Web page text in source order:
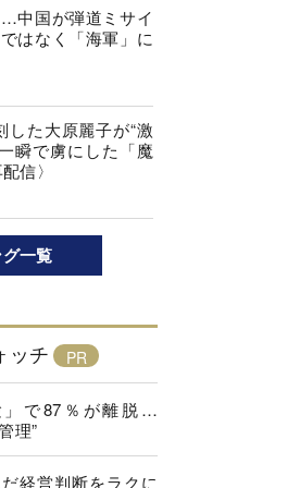
中国が弾道ミサイ
はなく「海軍」に
した大原麗子が“激
瞬で虜にした「魔
信〉
一覧
ッチ
」で87％が離脱…
理”
経営判断をラクに